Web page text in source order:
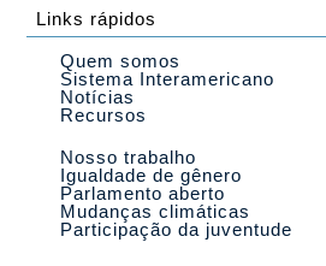
Links rápidos
Quem somos
Sistema Interamericano
Notícias
Recursos
Nosso trabalho
Igualdade de gênero
Parlamento aberto
Mudanças climáticas
Participação da juventude